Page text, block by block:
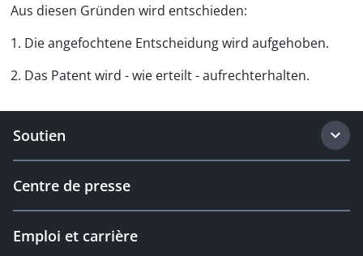
Aus diesen Gründen wird entschieden:
1. Die angefochtene Entscheidung wird aufgehoben.
2. Das Patent wird - wie erteilt - aufrechterhalten.
Soutien
Centre de presse
Emploi et carrière